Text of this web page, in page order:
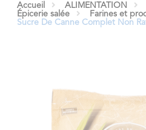
Accueil ALIMENTATION
Épicerie salée
Farines et
Sucre De Canne Complet Non